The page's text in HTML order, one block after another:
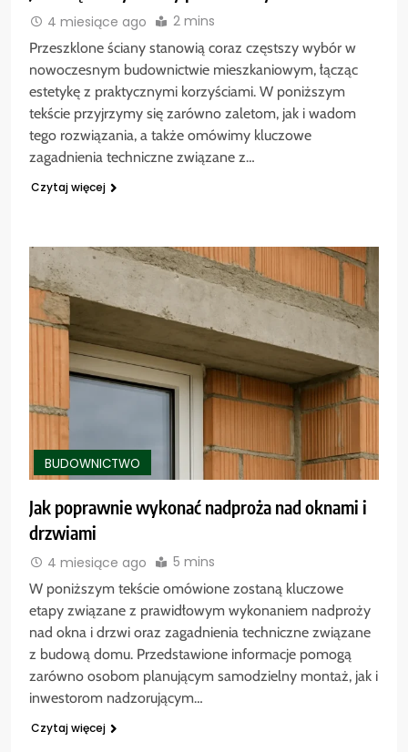
4 miesiące ago 2 mins
Przeszklone ściany stanowią coraz częstszy wybór w
nowoczesnym budownictwie mieszkaniowym, łącząc
estetykę z praktycznymi korzyściami. W poniższym
tekście przyjrzymy się zarówno zaletom, jak i wadom
tego rozwiązania, a także omówimy kluczowe
zagadnienia techniczne związane z…
Czytaj więcej
BUDOWNICTWO
Jak poprawnie wykonać nadproża nad oknami i
drzwiami
4 miesiące ago 5 mins
W poniższym tekście omówione zostaną kluczowe
etapy związane z prawidłowym wykonaniem nadproży
nad okna i drzwi oraz zagadnienia techniczne związane
z budową domu. Przedstawione informacje pomogą
zarówno osobom planującym samodzielny montaż, jak i
inwestorom nadzorującym…
Czytaj więcej